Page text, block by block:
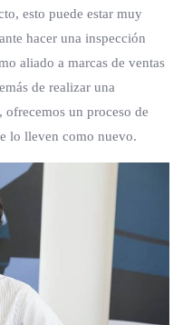
esto puede estar muy
hacer una inspección
aliado a marcas de ventas
de realizar una
un proceso de
lo lleven como nuevo.